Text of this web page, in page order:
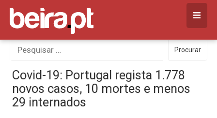
Skip
content
Procurar
por:
Procurar
Covid-19: Portugal regista 1.778
novos casos, 10 mortes e menos
29 internados